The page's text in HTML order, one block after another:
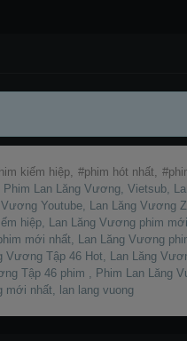
kiếm hiệp, phim hót nhất,
Lan Lăng Vương, Vietsub,
Youtube, Lan Lăng Vương
hiệp, Lan Lăng Vương phim
mới nhất, Lan Lăng Vương
Vương Tập 46 Hot, Lan Lăng
Tập 46 phim , Phim Lan Lăng
mới nhất, lan lang vuong